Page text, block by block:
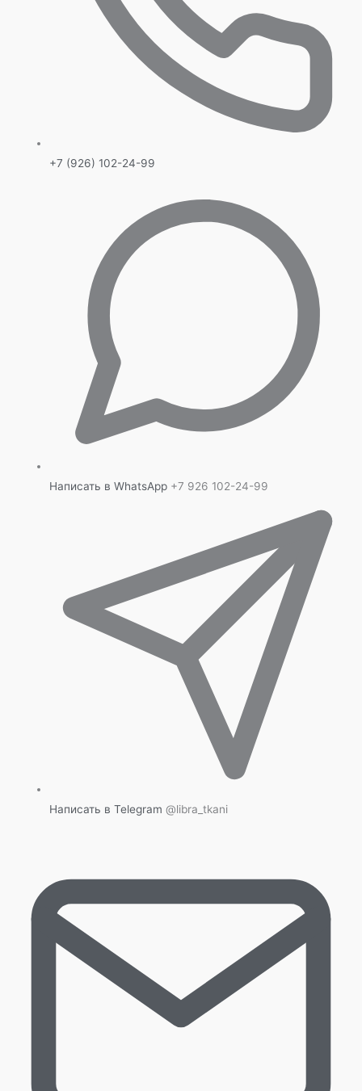
+7 (926) 102-24-99
Написать в WhatsApp +7 926 102-24-99
Написать в Telegram @libra_tkani